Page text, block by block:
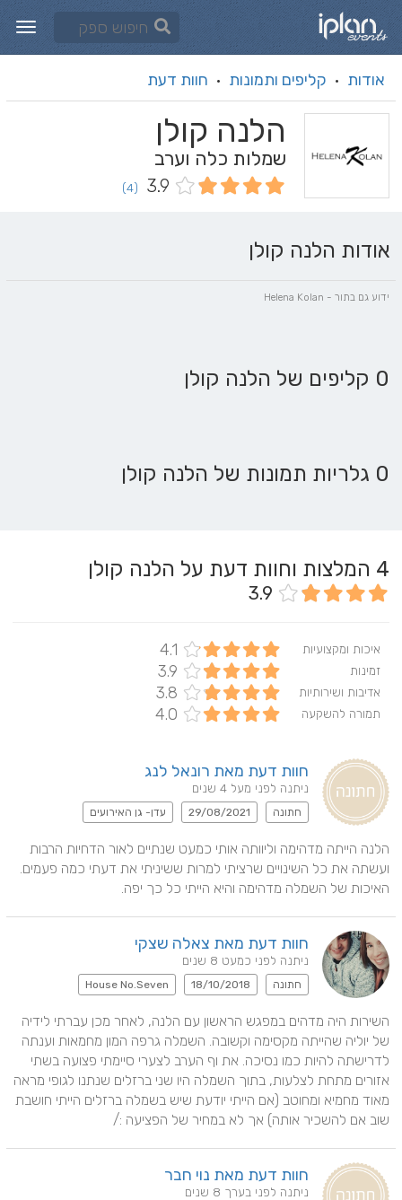
אודות · קליפים ותמונות · חוות דעת
הלנה קולן
שמלות כלה וערב
3.9
(4)
אודות הלנה קולן
ידוע גם בתור - Helena Kolan
0 קליפים של הלנה קולן
0 גלריות תמונות של הלנה קולן
4 המלצות וחוות דעת על הלנה קולן
3.9
איכות ומקצועיות 4.1
זמינות 3.9
אדיבות ושירותיות 3.8
תמורה להשקעה 4.0
חוות דעת מאת רונאל לנג
ניתנה לפני מעל 4 שנים
חתונה 29/08/2021 עדן- גן האירועים
האיכות של השמלה מדהימה והיא הייתי כל כך יפה.
חוות דעת מאת צאלה שצקי
ניתנה לפני כמעט 8 שנים
חתונה 18/10/2018
House No.Seven
שוב אם להשכיר אותה) אך לא במחיר של הפציעה :/
חוות דעת מאת נוי חבר
ניתנה לפני בערך 8 שנים